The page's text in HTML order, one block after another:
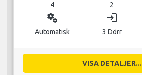
4 2
miscellaneous_services
Automatisk
login
3 Dörr
VISA DETALJER...